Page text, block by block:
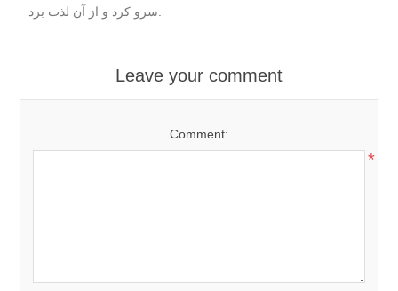
Leave your comment
Comment:
*